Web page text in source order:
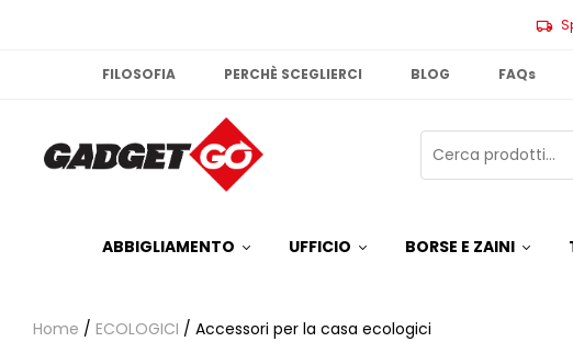
FILOSOFIA PERCHÈ SCEGLIERCI BLOG FAQs
ABBIGLIAMENTO UFFICIO BORSE E ZAINI
Home / ECOLOGICI / Accessori per la casa ecologici